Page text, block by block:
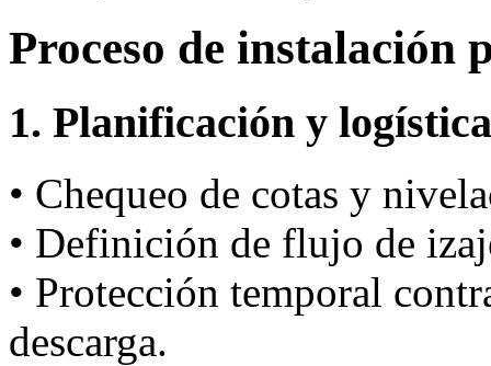
Proceso de instalación
1. Planificación y
• Chequeo de cotas y
• Definición de flujo de
• Protección temporal
descarga.